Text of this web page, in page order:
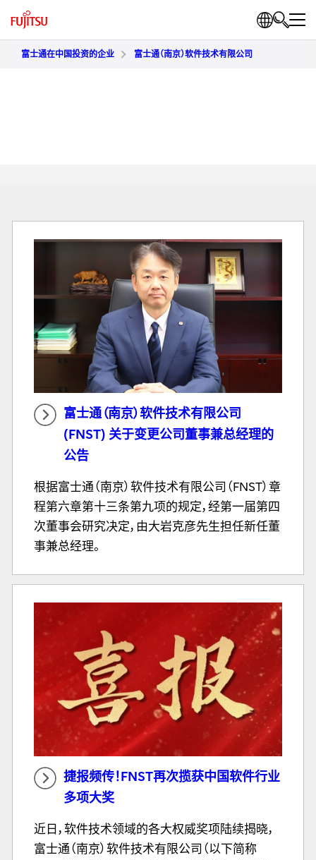
富士通在中国投资的企业 富士通（南京）软件技术有限公司
富士通（南京）软件技术有限公司
(FNST) 关于变更公司董事兼总经理的
公告
根据富士通（南京）软件技术有限公司（FNST）章
程第六章第十三条第九项的规定，经第一届第四
次董事会研究决定，由大岩克彦先生担任新任董
事兼总经理。
捷报频传！FNST再次揽获中国软件行业
多项大奖
近日，软件技术领域的各大权威奖项陆续揭晓，
富士通（南京）软件技术有限公司（以下简称